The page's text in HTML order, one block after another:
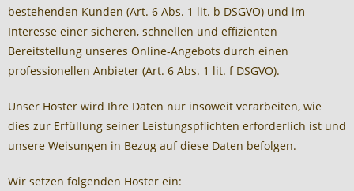
bestehenden Kunden (Art. 6 Abs. 1 lit. b DSGVO) und im
Interesse einer sicheren, schnellen und effizienten
Bereitstellung unseres Online-Angebots durch einen
professionellen Anbieter (Art. 6 Abs. 1 lit. f DSGVO).
Unser Hoster wird Ihre Daten nur insoweit verarbeiten, wie
dies zur Erfüllung seiner Leistungspflichten erforderlich ist und
unsere Weisungen in Bezug auf diese Daten befolgen.
Wir setzen folgenden Hoster ein: